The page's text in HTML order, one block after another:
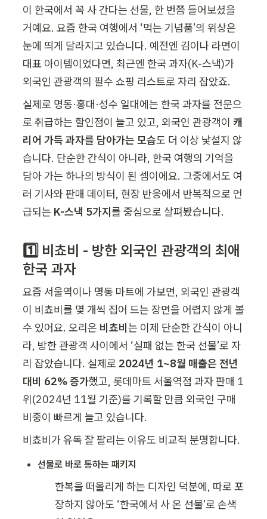
이 한국에서 꼭 사 간다는 선물, 한 번쯤 들어보셨을
거예요. 요즘 한국 여행에서 ‘먹는 기념품’의 위상은
눈에 띄게 달라지고 있습니다. 예전엔 김이나 라면이
대표 아이템이었다면, 최근엔 한국 과자(K-스낵)가
외국인 관광객의 필수 쇼핑 리스트로 자리 잡았죠.
실제로 명동·홍대·성수 일대에는 한국 과자를 전문으
로 취급하는 할인점이 늘고 있고, 외국인 관광객이 캐
리어 가득 과자를 담아가는 모습도 더 이상 낯설지 않
습니다. 단순한 간식이 아니라, 한국 여행의 기억을
담아 가는 하나의 방식이 된 셈이에요. 그중에서도 여
러 기사와 판매 데이터, 현장 반응에서 반복적으로 언
급되는 K-스낵 5가지를 중심으로 살펴봤습니다.
1️⃣ 비쵸비 - 방한 외국인 관광객의 최애
한국 과자
요즘 서울역이나 명동 마트에 가보면, 외국인 관광객
이 비쵸비를 몇 개씩 집어 드는 장면을 어렵지 않게 볼
수 있어요. 오리온 비쵸비는 이제 단순한 간식이 아니
라, 방한 관광객 사이에서 ‘실패 없는 한국 선물’로 자
리 잡았습니다. 실제로 2024년 1~8월 매출은 전년
대비 62% 증가했고, 롯데마트 서울역점 과자 판매 1
위(2024년 11월 기준)를 기록할 만큼 외국인 구매
비중이 빠르게 늘고 있습니다.
비쵸비가 유독 잘 팔리는 이유도 비교적 분명합니다.
선물로 바로 통하는 패키지
한복을 떠올리게 하는 디자인 덕분에, 따로 포
장하지 않아도 ‘한국에서 사 온 선물’로 손색